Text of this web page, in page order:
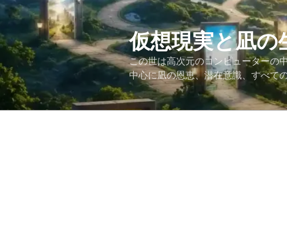
コ
テ
ン
ツ
へ
ス
仮想現実と凪の
この世は高次元のコンピューターの
中心に凪の恩恵、潜在意識、すべて